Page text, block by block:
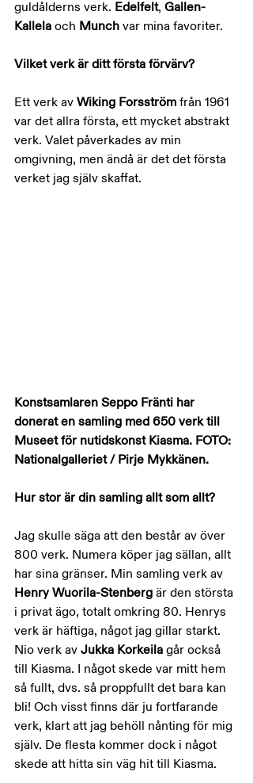
guldålderns verk. Edelfelt, Gallen-
Kallela och Munch var mina favoriter.
Vilket verk är ditt första förvärv?
Ett verk av Wiking Forsström från 1961
var det allra första, ett mycket abstrakt
verk. Valet påverkades av min
omgivning, men ändå är det det första
verket jag själv skaffat.
Konstsamlaren Seppo Fränti har
donerat en samling med 650 verk till
Museet för nutidskonst Kiasma. FOTO:
Nationalgalleriet / Pirje Mykkänen.
Hur stor är din samling allt som allt?
Jag skulle säga att den består av över
800 verk. Numera köper jag sällan, allt
har sina gränser. Min samling verk av
Henry Wuorila-Stenberg är den största
i privat ägo, totalt omkring 80. Henrys
verk är häftiga, något jag gillar starkt.
Nio verk av Jukka Korkeila går också
till Kiasma. I något skede var mitt hem
så fullt, dvs. så proppfullt det bara kan
bli! Och visst finns där ju fortfarande
verk, klart att jag behöll nånting för mig
själv. De flesta kommer dock i något
skede att hitta sin väg hit till Kiasma.